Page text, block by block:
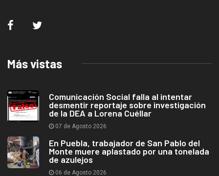
Más vistas
Comunicación Social falla al intentar
desmentir reportaje sobre investigación
de la DEA a Lorena Cuéllar
07 de Agosto 2026
En Puebla, trabajador de San Pablo del
Monte muere aplastado por una tonelada
de azulejos
06 de Agosto 2026